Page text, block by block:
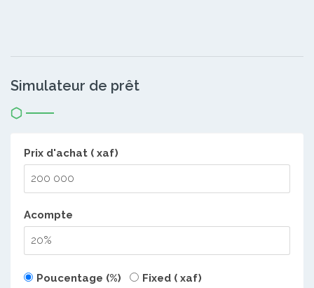
Simulateur de prêt
Prix d'achat ( xaf)
Acompte
Poucentage (%) Fixed ( xaf)